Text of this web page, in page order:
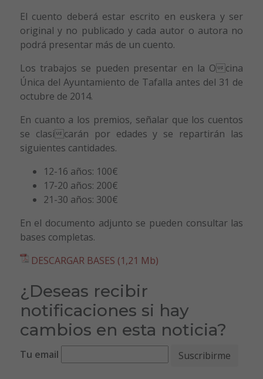
El cuento deberá estar escrito en euskera y ser
original y no publicado y cada autor o autora no
podrá presentar más de un cuento.
Los trabajos se pueden presentar en la Ocina
Única del Ayuntamiento de Tafalla antes del 31 de
octubre de 2014.
En cuanto a los premios, señalar que los cuentos
se clasicarán por edades y se repartirán las
siguientes cantidades.
12-16 años: 100€
17-20 años: 200€
21-30 años: 300€
En el documento adjunto se pueden consultar las
bases completas.
DESCARGAR BASES (1,21 Mb)
¿Deseas recibir
notificaciones si hay
cambios en esta noticia?
Tu email